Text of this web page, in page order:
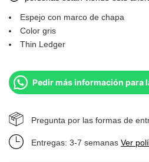
Espejo con marco de chapa
Color gris
Thin Ledger
Pedir más información para
Pregunta por las formas de
Entregas: 3-7 semanas Ver